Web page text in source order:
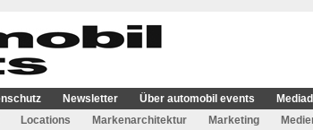
Newsletter Über automobil events
Locations Markenarchitektur Marketing